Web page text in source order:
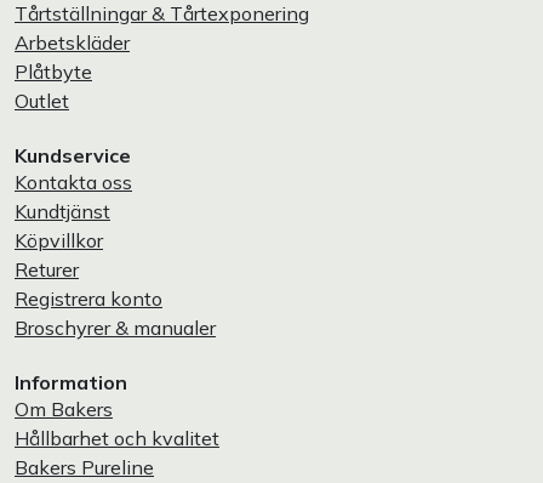
Tårtställningar & Tårtexponering
Arbetskläder
Plåtbyte
Outlet
Kundservice
Kontakta oss
Kundtjänst
Köpvillkor
Returer
Registrera konto
Broschyrer & manualer
Information
Om Bakers
Hållbarhet och kvalitet
Bakers Pureline